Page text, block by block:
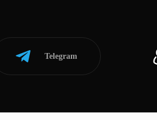
Telegram